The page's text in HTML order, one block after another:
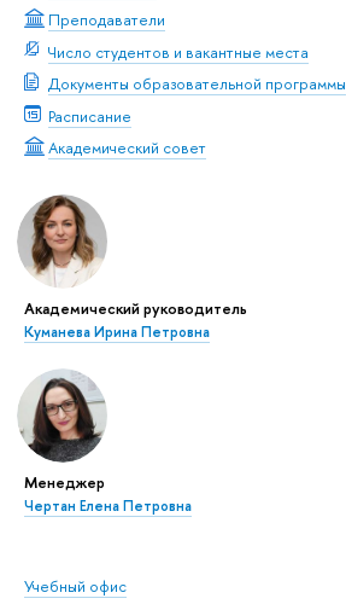
Преподаватели
Число студентов и вакантные места
Документы образовательной программы
Расписание
Академический совет
Академический руководитель
Куманева Ирина Петровна
Менеджер
Чертан Елена Петровна
Учебный офис